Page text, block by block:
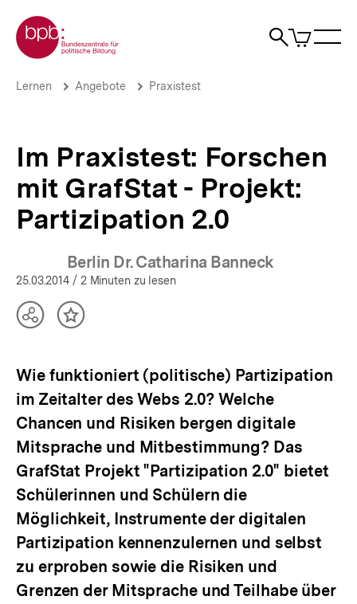
zum
Seiteninhalt
springen
Zur Startseite der bpb
Suche
Artikel
im
Im
GrafStat
Projekt:
Partizipation
2.0
Brotkrümelnavigation
Pfadnavigation
Lernen Angebote Praxistest
Im Praxistest: Forschen
mit GrafStat - Projekt:
Partizipation 2.0
Berlin Dr. Catharina Banneck
25.03.2014 / 2 Minuten zu lesen
TeilenInhalt
Wie funktioniert (politische) Partizipation
im Zeitalter des Webs 2.0? Welche
Chancen und Risiken bergen digitale
Mitsprache und Mitbestimmung? Das
GrafStat Projekt "Partizipation 2.0" bietet
Schülerinnen und Schülern die
Möglichkeit, Instrumente der digitalen
Partizipation kennenzulernen und selbst
zu erproben sowie die Risiken und
Grenzen der Mitsprache und Teilhabe über